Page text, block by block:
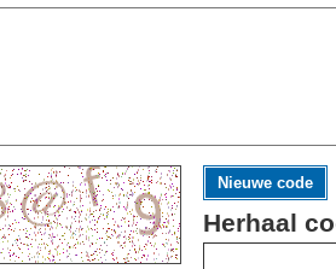
Nieuwe code
Herhaal